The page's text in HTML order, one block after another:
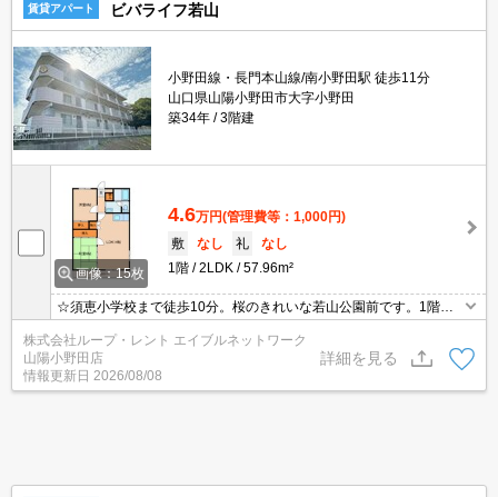
賃貸アパート ビバライフ若山
小野田線・長門本山線/南小野田駅 徒歩11分
山口県山陽小野田市大字小野田
築34年
3階建
画像：15枚
4.6万円(管理費等：1,000円)
敷
なし 礼
なし
1階
2LDK 57.96m²
☆須恵小学校まで徒歩10分。桜のきれいな若山公園前です。1階角
部屋。駐車場1台無料です。☆
株式会社ループ・レント エイブルネットワーク
山陽小野田店
情報更新日 2026/08/08
詳細を見る